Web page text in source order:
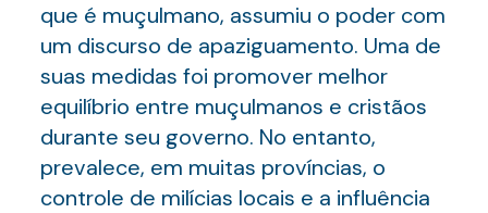
que é muçulmano, assumiu o poder com
um discurso de apaziguamento. Uma de
suas medidas foi promover melhor
equilíbrio entre muçulmanos e cristãos
durante seu governo. No entanto,
prevalece, em muitas províncias, o
controle de milícias locais e a influência